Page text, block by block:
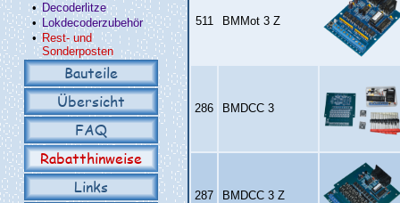
• Decoderlitze
• Lokdecoderzubehör
• Rest- und
Sonderposten
Bauteile
Übersicht
FAQ
Rabatthinweise
Links
511 BMMot 3 Z
286 BMDCC 3
287 BMDCC 3 Z